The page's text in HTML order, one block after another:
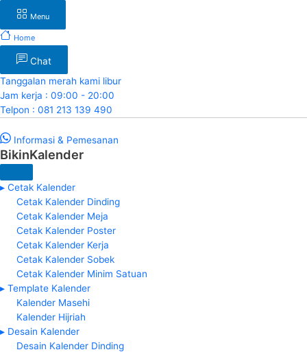
Menu
Home
Chat
Tanggalan merah kami libur
Jam kerja : 09:00 - 20:00
Telpon : 081 213 139 490
Informasi & Pemesanan
BikinKalender
▸ Cetak Kalender
Cetak Kalender Dinding
Cetak Kalender Meja
Cetak Kalender Poster
Cetak Kalender Kerja
Cetak Kalender Sobek
Cetak Kalender Minim Satuan
▸ Template Kalender
Kalender Masehi
Kalender Hijriah
▸ Desain Kalender
Desain Kalender Dinding